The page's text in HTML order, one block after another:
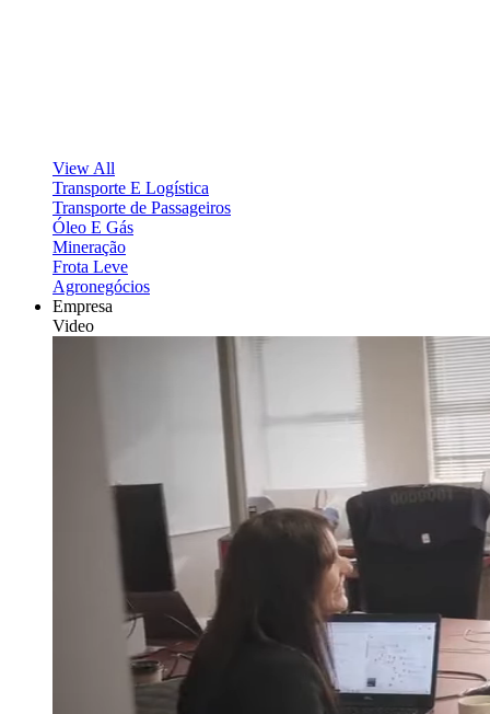
View All
Transporte E Logística
Transporte de Passageiros
Óleo E Gás
Mineração
Frota Leve
Agronegócios
Empresa
Video